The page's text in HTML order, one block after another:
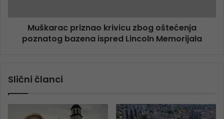
Muškarac priznao krivicu zbog oštećenja
poznatog bazena ispred Lincoln Memorijala
Slični članci